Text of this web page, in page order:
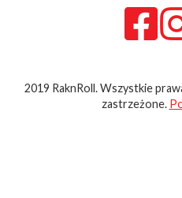
2019 RaknRoll. Wszystkie
zastrzeżone.